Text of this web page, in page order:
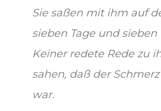
Sie saßen mit ihm auf
sieben Tage und sieben
Keiner redete Rede zu
sahen, daß der
war.